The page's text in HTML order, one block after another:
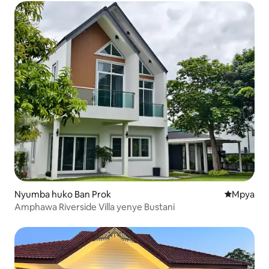
Nyumba huko Ban Prok Eneo jipya
Mpya
Amphawa Riverside Villa yenye Bustani